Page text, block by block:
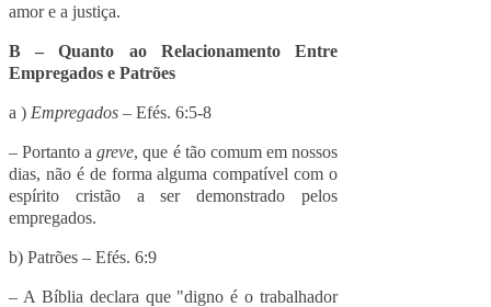
amor e a justiça.
B – Quanto ao Relacionamento Entre
Empregados e Patrões
a ) Empregados – Efés. 6:5-8
– Portanto agreve, que é tão comum em nossos
dias, não é de forma alguma compatível com o
espírito cristão a ser demonstrado pelos
empregados.
b) Patrões – Efés. 6:9
– A Bíblia declara que "digno é o trabalhador